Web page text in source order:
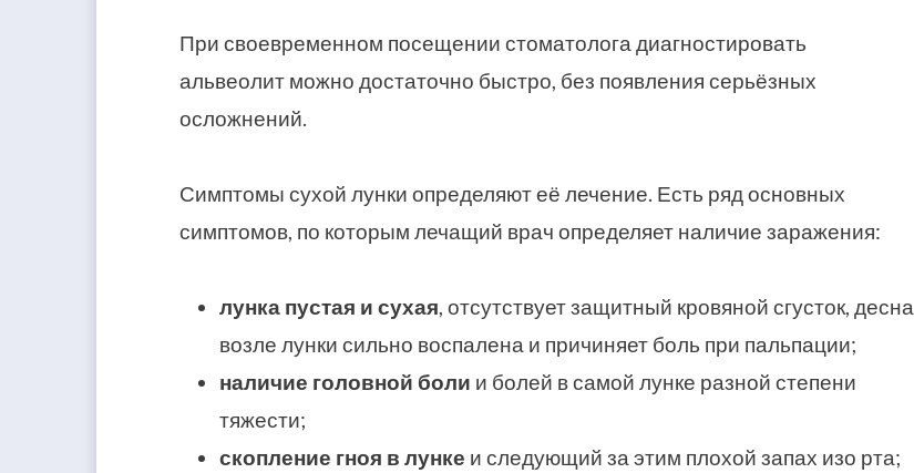
При своевременном посещении стоматолога диагностировать
альвеолит можно достаточно быстро, без появления серьёзных
осложнений.
Симптомы сухой лунки определяют её лечение. Есть ряд основных
симптомов, по которым лечащий врач определяет наличие заражения:
лунка пустая и сухая, отсутствует защитный кровяной сгусток, десна
возле лунки сильно воспалена и причиняет боль при пальпации;
наличие головной боли и болей в самой лунке разной степени
тяжести;
скопление гноя в лунке и следующий за этим плохой запах изо рта;